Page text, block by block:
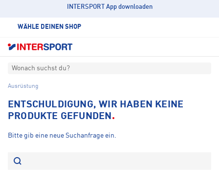
INTERSPORT App downloaden
WÄHLE DEINEN SHOP
Wonach suchst du?
Ausrüstung
ENTSCHULDIGUNG, WIR HABEN KEINE
PRODUKTE GEFUNDEN
Bitte gib eine neue Suchanfrage ein.